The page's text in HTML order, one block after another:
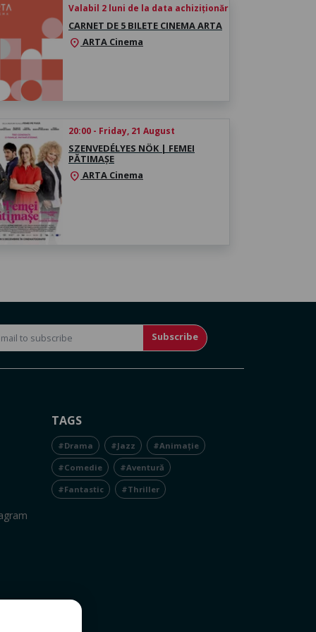
Valabil 2 luni de la data achiziționării
CARNET DE 5 BILETE CINEMA ARTA
location_on ARTA Cinema
20:00 - Friday, 21 August
SZENVEDÉLYES NÖK | FEMEI
PĂTIMAȘE
location_on ARTA Cinema
Subscribe
TAGS
#Drama #Jazz #Animație
#Comedie #Aventură
#Fantastic #Thriller